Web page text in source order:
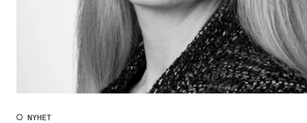
NYHET